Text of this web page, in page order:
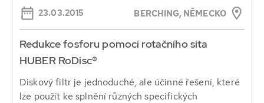
23.03.2015 BERCHING, NĚMECKO
Redukce fosforu pomocí rotačního síta
HUBER RoDisc®
Diskový filtr je jednoduché, ale účinné řešení, které
lze použít ke splnění různých specifických